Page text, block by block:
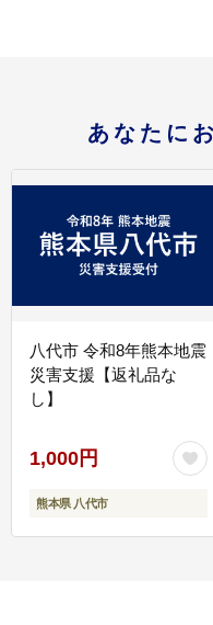
あなたに
八代市 令和8年熊本地震
災害支援【返礼品な
し】
1,000円
熊本県 八代市